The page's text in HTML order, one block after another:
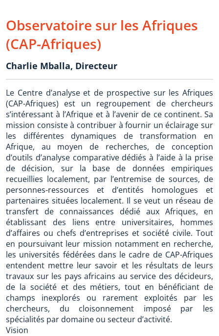
Observatoire sur les Afriques
(CAP-Afriques)
Charlie Mballa, Directeur
Le Centre d’analyse et de prospective sur les Afriques
(CAP-Afriques) est un regroupement de chercheurs
s’intéressant à l’Afrique et à l’avenir de ce continent. Sa
mission consiste à contribuer à fournir un éclairage sur
les différentes dynamiques de transformation en
Afrique, au moyen de recherches, de conception
d’outils d’analyse comparative dédiés à l’aide à la prise
de décision, sur la base de données empiriques
recueillies localement, par l’entremise de sources, de
personnes-ressources et d’entités homologues et
partenaires situées localement. Il se veut un réseau de
transfert de connaissances dédié aux Afriques, en
établissant des liens entre universitaires, hommes
d’affaires ou chefs d’entreprises et société civile. Tout
en poursuivant leur mission notamment en recherche,
les universités fédérées dans le cadre de CAP-Afriques
entendent mettre leur savoir et les résultats de leurs
travaux sur les pays africains au service des décideurs,
de la société et des métiers, tout en bénéficiant de
champs inexplorés ou rarement exploités par les
chercheurs, du cloisonnement imposé par les
spécialités par domaine ou secteur d’activité.
Vision